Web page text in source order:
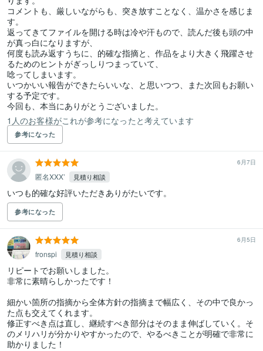
コメントも、厳しいながらも、突き放すことなく、温かさを感じま
す。
返ってきてファイルを開ける時は冷や汗もので、読んだ後も頭の中
が真っ白になりますが、
何度も読み返すうちに、的確な指摘と、作品をより大きく飛躍させ
るためのヒントがぎっしりつまっていて、
唸ってしまいます。
いつかいい報告ができたらいいな、と思いつつ、また次回もお願い
する予定です。
今回も、本当にありがとうございました。
1人のお客様がこれが参考になったと考えています
参考になった
6月7日
匿名XXX’ 見積り相談
いつも的確な好評いただきありがたいです。
参考になった
6月5日
fronspi 見積り相談
リピートでお願いしました。
非常に素晴らしかったです！
細かい箇所の指摘から全体方針の指摘まで幅広く、その中で良かっ
た点も交えてくれます。
修正すべき点は直し、継続すべき部分はそのまま伸ばしていく。そ
のメリハリが分かりやすかったので、やるべきことが明確で非常に
助かりました！